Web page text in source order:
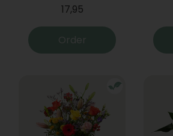
17,95
Order